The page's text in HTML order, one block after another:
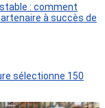
: comment
à succès de
sélectionne 150